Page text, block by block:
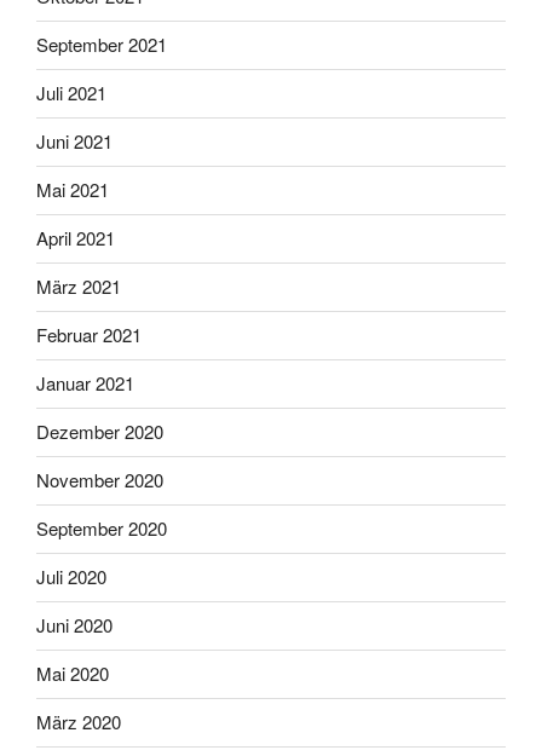
September 2021
Juli 2021
Juni 2021
Mai 2021
April 2021
März 2021
Februar 2021
Januar 2021
Dezember 2020
November 2020
September 2020
Juli 2020
Juni 2020
Mai 2020
März 2020